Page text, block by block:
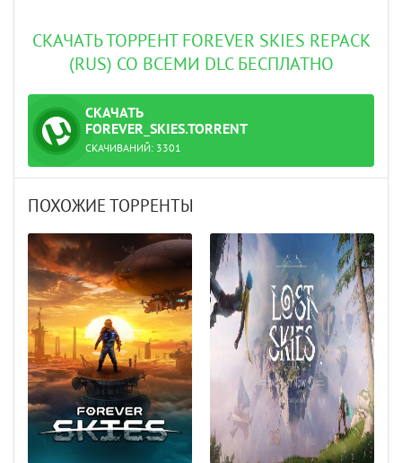
СКАЧАТЬ ТОРРЕНТ FOREVER SKIES REPACK
(RUS) СО ВСЕМИ DLC БЕСПЛАТНО
СКАЧАТЬ
ТОРРЕНТ
FOREVER_SKIES.TORRENT
СКАЧИВАНИЙ: 3301
ПОХОЖИЕ ТОРРЕНТЫ